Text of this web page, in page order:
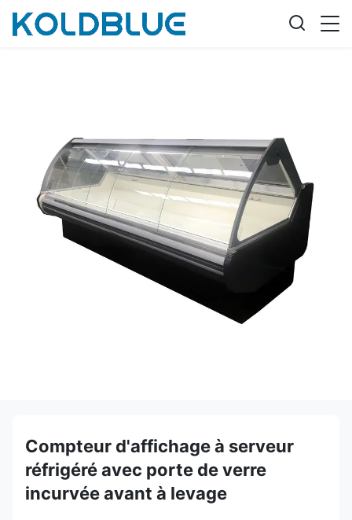
Compteur d'affichage à serveur
réfrigéré avec porte de verre
incurvée avant à levage